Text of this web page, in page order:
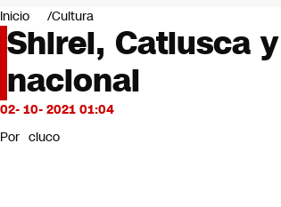
Mundo
Negocios
Deportes
Programas completos
Cultura
Servicios
Bits
CNN Data
Inicio Cultura
Shirel, Catiusca
nacional
02- 10- 2021 01:04
Por cluco